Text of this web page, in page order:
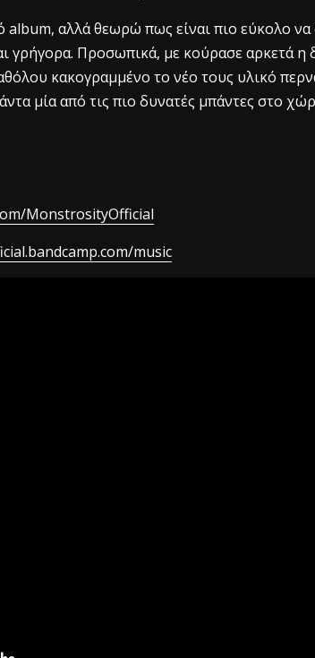
album, αλλά θεωρώ πως είναι πιο εύκολο
γρήγορα. Προσωπικά, με κούρασε αρκετά η
κακογραμμένο το νέο τους υλικό
μία από τις πιο δυνατές μπάντες στο
MonstrosityOfficial
music